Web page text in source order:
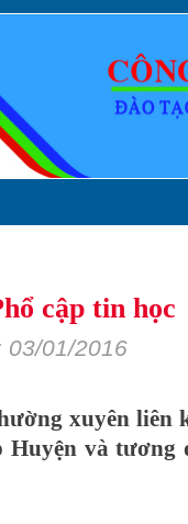
cập tin học
03/01/2016
xuyên liên
Huyện và tương